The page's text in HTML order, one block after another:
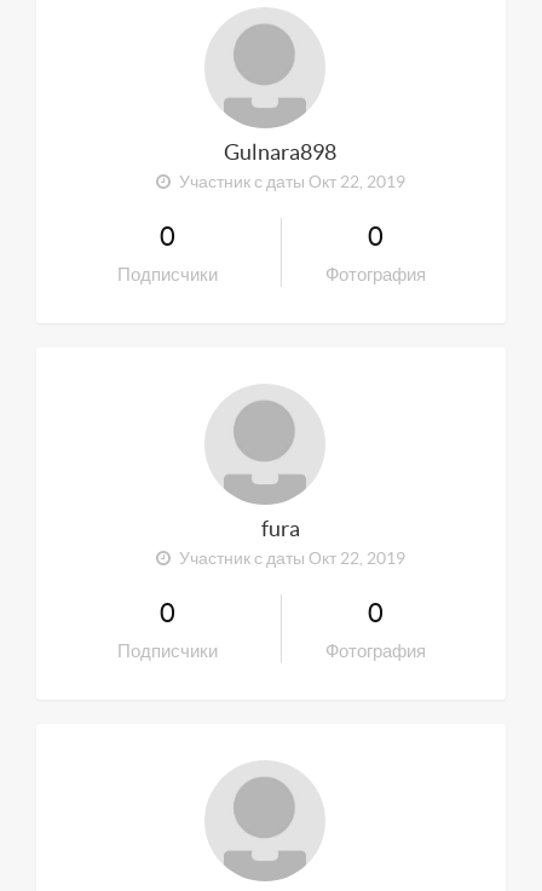
Gulnara898
Участник с даты Окт 22, 2019
0
Подписчики
0
Фотография
fura
Участник с даты Окт 22, 2019
0
Подписчики
0
Фотография